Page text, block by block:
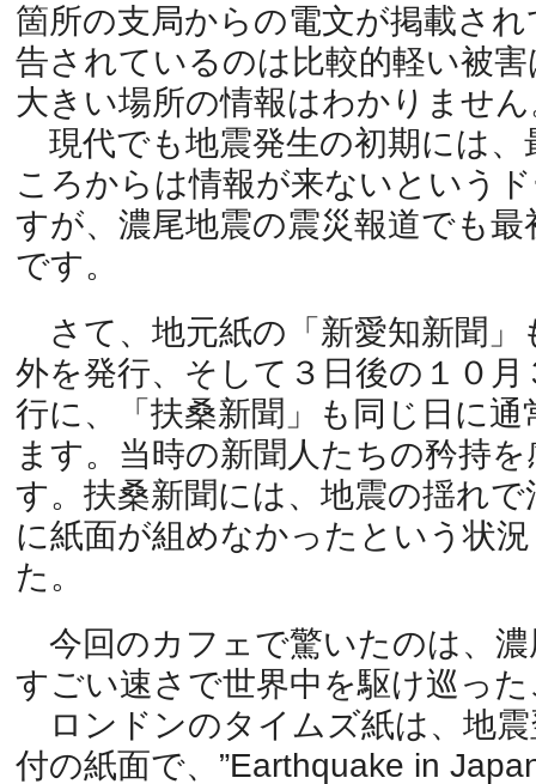
箇所の支局からの電文が掲載さ
告されているのは比較的軽い被
大きい場所の情報はわかりませ
現代でも地震発生の初期には、
ころからは情報が来ないという
すが、濃尾地震の震災報道でも
です。
さて、地元紙の「新愛知新聞」
外を発行、そして３日後の１０
行に、「扶桑新聞」も同じ日に
ます。当時の新聞人たちの矜持
す。扶桑新聞には、地震の揺れ
に紙面が組めなかったという状
た。
今回のカフェで驚いたのは、
すごい速さで世界中を駆け巡っ
ロンドンのタイムズ紙は、地震
付の紙面で、”Earthquake in